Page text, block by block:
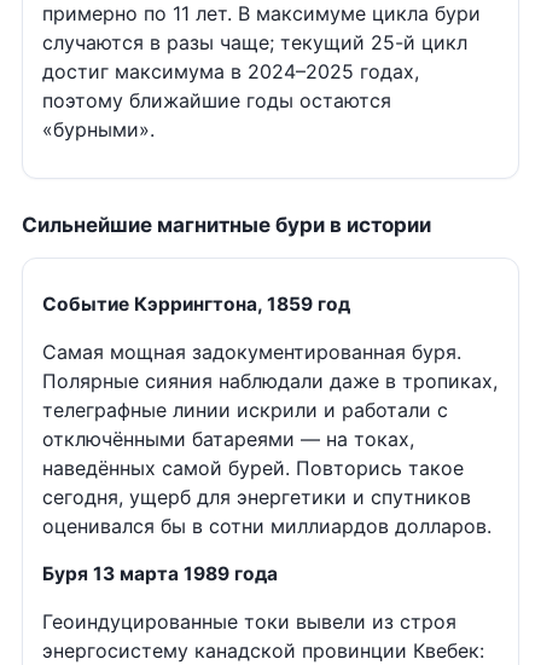
примерно по 11 лет. В максимуме цикла бури
случаются в разы чаще; текущий 25-й цикл
достиг максимума в 2024–2025 годах,
поэтому ближайшие годы остаются
«бурными».
Сильнейшие магнитные бури в истории
Событие Кэррингтона, 1859 год
Самая мощная задокументированная буря.
Полярные сияния наблюдали даже в тропиках,
телеграфные линии искрили и работали с
отключёнными батареями — на токах,
наведённых самой бурей. Повторись такое
сегодня, ущерб для энергетики и спутников
оценивался бы в сотни миллиардов долларов.
Буря 13 марта 1989 года
Геоиндуцированные токи вывели из строя
энергосистему канадской провинции Квебек: